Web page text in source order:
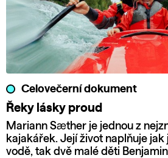
Celovečerní dokument
Řeky lásky proud
Mariann Sæther je jednou z
kajakářek. Její život naplňuje jak
vodě, tak dvě malé děti